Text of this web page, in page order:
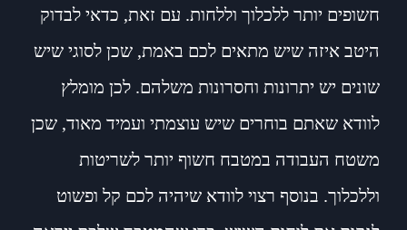
חשופים יותר ללכלוך וללחות. עם זאת, כדאי לבדוק
היטב איזה שיש מתאים לכם באמת, שכן לסוגי שיש
שונים יש יתרונות וחסרונות משלהם. לכן מומלץ
לוודא שאתם בוחרים שיש עוצמתי ועמיד מאוד, שכן
משטח העבודה במטבח חשוף יותר לשריטות
וללכלוך. בנוסף רצוי לוודא שיהיה לכם קל ופשוט